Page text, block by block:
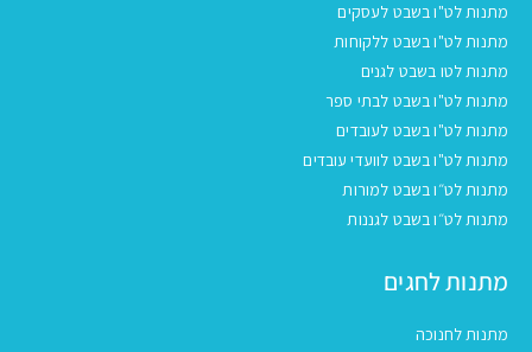
מתנות לט"ו בשבט לעסקים
מתנות לט"ו בשבט ללקוחות
מתנות לטו בשבט לגנים
מתנות לט"ו בשבט לבתי ספר
מתנות לט"ו בשבט לעובדים
מתנות לט"ו בשבט לוועדי עובדים
מתנות לט״ו בשבט למורות
מתנות לט״ו בשבט לגננות
מתנות לחגים
מתנות לחנוכה